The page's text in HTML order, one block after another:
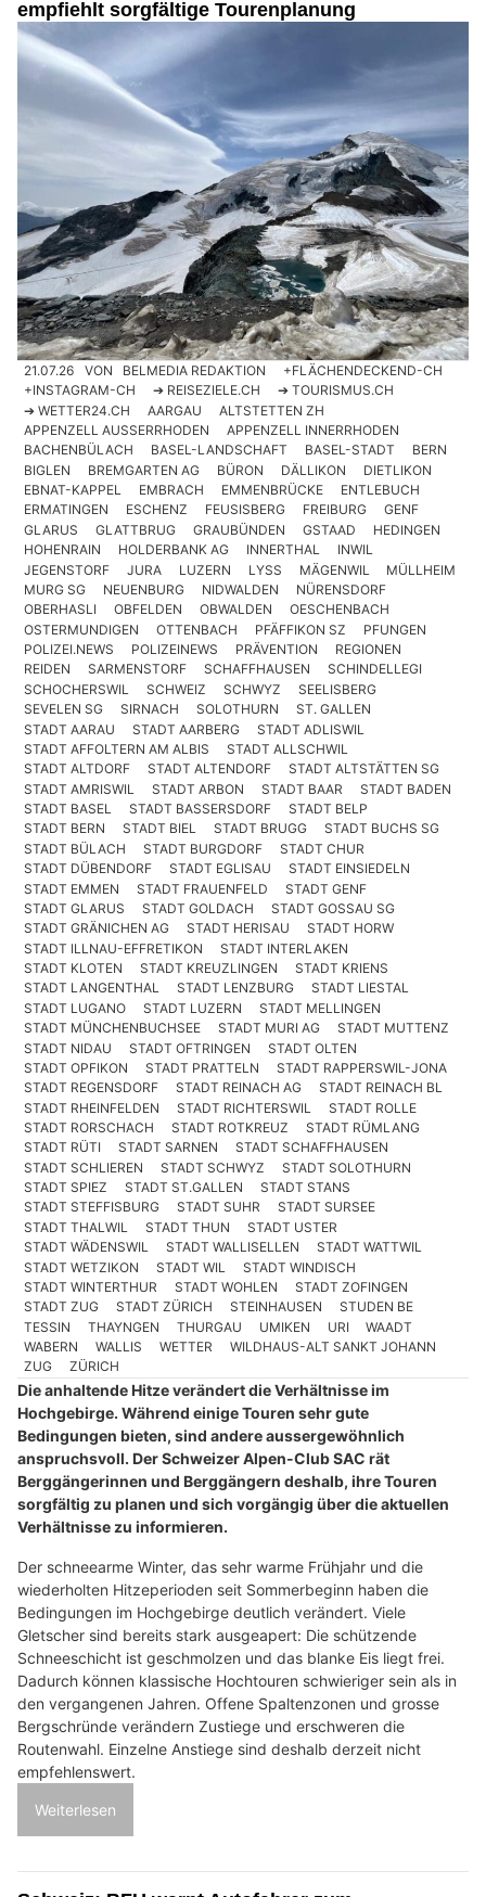
empfiehlt sorgfältige Tourenplanung
21.07.26 VON BELMEDIA REDAKTION
+FLÄCHENDECKEND-CH
+INSTAGRAM-CH
➔ REISEZIELE.CH
➔ TOURISMUS.CH
➔ WETTER24.CH
AARGAU
ALTSTETTEN ZH
APPENZELL AUSSERRHODEN
APPENZELL INNERRHODEN
BACHENBÜLACH
BASEL-LANDSCHAFT BASEL-STADT
BERN
BIGLEN
BREMGARTEN AG BÜRON DÄLLIKON
DIETLIKON
EBNAT-KAPPEL
EMBRACH EMMENBRÜCKE
ENTLEBUCH
ERMATINGEN
ESCHENZ FEUSISBERG FREIBURG
GENF
GLARUS
GLATTBRUG GRAUBÜNDEN GSTAAD
HEDINGEN
HOHENRAIN
HOLDERBANK AG INNERTHAL
INWIL
JEGENSTORF
JURA LUZERN LYSS MÄGENWIL
MÜLLHEIM
MURG SG
NEUENBURG NIDWALDEN
NÜRENSDORF
OBERHASLI
OBFELDEN OBWALDEN
OESCHENBACH
OSTERMUNDIGEN
OTTENBACH PFÄFFIKON SZ
PFUNGEN
POLIZEI.NEWS
POLIZEINEWS PRÄVENTION
REGIONEN
REIDEN
SARMENSTORF SCHAFFHAUSEN
SCHINDELLEGI
SCHOCHERSWIL
SCHWEIZ SCHWYZ
SEELISBERG
SEVELEN SG
SIRNACH SOLOTHURN
ST. GALLEN
STADT AARAU
STADT AARBERG
STADT ADLISWIL
STADT AFFOLTERN AM ALBIS
STADT ALLSCHWIL
STADT ALTDORF
STADT ALTENDORF
STADT ALTSTÄTTEN SG
STADT AMRISWIL
STADT ARBON STADT BAAR
STADT BADEN
STADT BASEL
STADT BASSERSDORF
STADT BELP
STADT BERN
STADT BIEL STADT BRUGG
STADT BUCHS SG
STADT BÜLACH
STADT BURGDORF
STADT CHUR
STADT DÜBENDORF
STADT EGLISAU
STADT EINSIEDELN
STADT EMMEN
STADT FRAUENFELD
STADT GENF
STADT GLARUS
STADT GOLDACH
STADT GOSSAU SG
STADT GRÄNICHEN AG
STADT HERISAU
STADT HORW
STADT ILLNAU-EFFRETIKON
STADT INTERLAKEN
STADT KLOTEN
STADT KREUZLINGEN
STADT KRIENS
STADT LANGENTHAL
STADT LENZBURG
STADT LIESTAL
STADT LUGANO
STADT LUZERN
STADT MELLINGEN
STADT MÜNCHENBUCHSEE
STADT MURI AG
STADT MUTTENZ
STADT NIDAU
STADT OFTRINGEN
STADT OLTEN
STADT OPFIKON
STADT PRATTELN
STADT RAPPERSWIL-JONA
STADT REGENSDORF
STADT REINACH AG
STADT REINACH BL
STADT RHEINFELDEN
STADT RICHTERSWIL
STADT ROLLE
STADT RORSCHACH
STADT ROTKREUZ
STADT RÜMLANG
STADT RÜTI
STADT SARNEN
STADT SCHAFFHAUSEN
STADT SCHLIEREN
STADT SCHWYZ
STADT SOLOTHURN
STADT SPIEZ
STADT ST.GALLEN
STADT STANS
STADT STEFFISBURG
STADT SUHR
STADT SURSEE
STADT THALWIL
STADT THUN
STADT USTER
STADT WÄDENSWIL
STADT WALLISELLEN
STADT WATTWIL
STADT WETZIKON
STADT WIL
STADT WINDISCH
STADT WINTERTHUR
STADT WOHLEN
STADT ZOFINGEN
STADT ZUG
STADT ZÜRICH STEINHAUSEN
STUDEN BE
TESSIN
THAYNGEN THURGAU UMIKEN URI
WAADT
WABERN
WALLIS WETTER
WILDHAUS-ALT SANKT JOHANN
ZUG
ZÜRICH
Die anhaltende Hitze verändert die Verhältnisse im
Hochgebirge. Während einige Touren sehr gute
Bedingungen bieten, sind andere aussergewöhnlich
anspruchsvoll. Der Schweizer Alpen-Club SAC rät
Berggängerinnen und Berggängern deshalb, ihre Touren
sorgfältig zu planen und sich vorgängig über die aktuellen
Verhältnisse zu informieren.
Der schneearme Winter, das sehr warme Frühjahr und die
wiederholten Hitzeperioden seit Sommerbeginn haben die
Bedingungen im Hochgebirge deutlich verändert. Viele
Gletscher sind bereits stark ausgeapert: Die schützende
Schneeschicht ist geschmolzen und das blanke Eis liegt frei.
Dadurch können klassische Hochtouren schwieriger sein als in
den vergangenen Jahren. Offene Spaltenzonen und grosse
Bergschründe verändern Zustiege und erschweren die
Routenwahl. Einzelne Anstiege sind deshalb derzeit nicht
empfehlenswert.
Weiterlesen